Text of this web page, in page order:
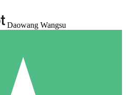
Daowang Wangsu